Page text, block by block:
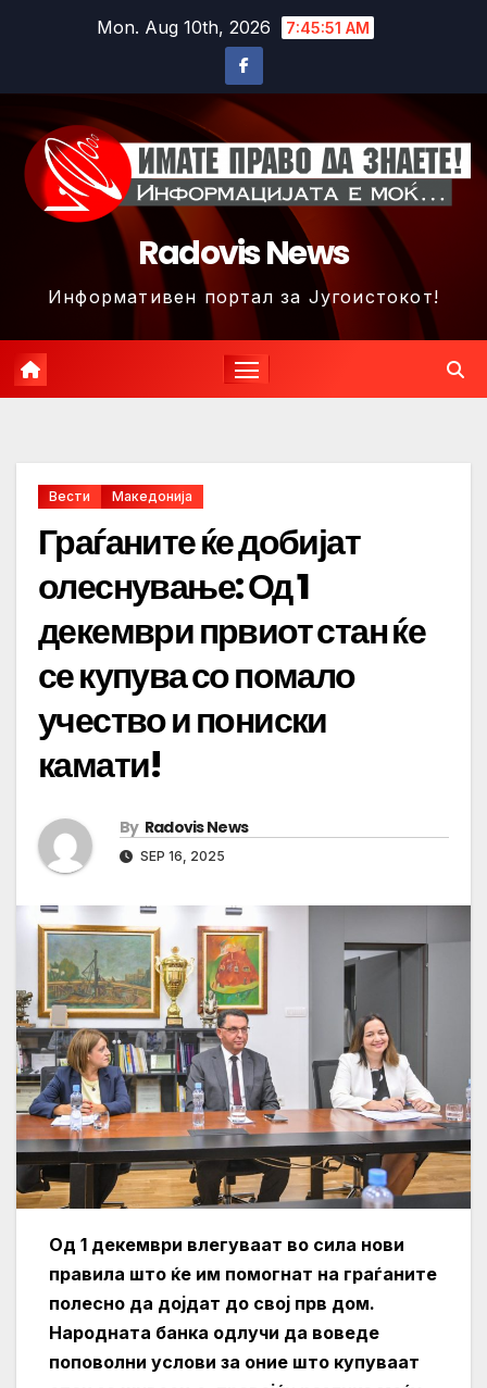
Mon. Aug 10th, 2026 7:45:53 AM
Radovis News
Информативен портал за Југоистокот!
Вести Македонија
Граѓаните ќе добијат
олеснување: Од 1
декември првиот стан ќе
се купува со помало
учество и пониски
камати!
By Radovis News
SEP 16, 2025
Од 1 декември влегуваат во сила нови
правила што ќе им помогнат на граѓаните
полесно да дојдат до свој прв дом.
Народната банка одлучи да воведе
поповолни услови за оние што купуваат